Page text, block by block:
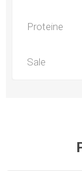
Proteine
Sale